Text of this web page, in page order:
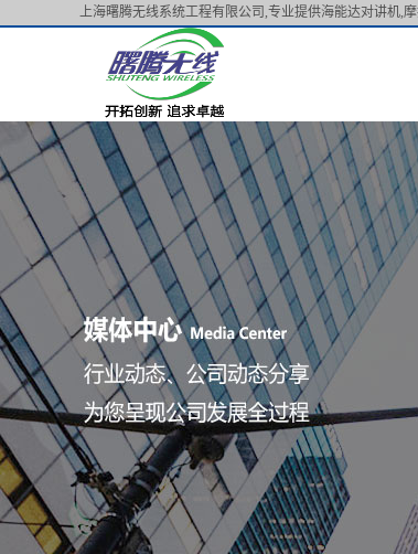
上海曙腾无线系统工程有限公司,专业提供海能达对讲机,